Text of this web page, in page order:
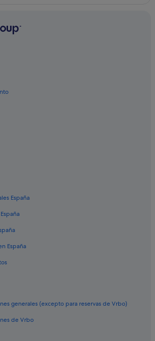
Graciosa
Sebo
España
España
generales (excepto para reservas de Vrbo)
de Vrbo